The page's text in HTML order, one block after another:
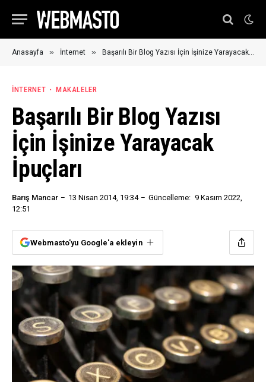
Anasayfa » İnternet » Başarılı Bir Blog Yazısı İçin İşinize Yarayacak İpuçları
İNTERNET MAKALELER
Başarılı Bir Blog Yazısı
İçin İşinize Yarayacak
İpuçları
Barış Mancar 13 Nisan 2014, 19:34 Güncelleme: 9 Kasım 2022,
12:51
Webmasto'yu Google'a ekleyin